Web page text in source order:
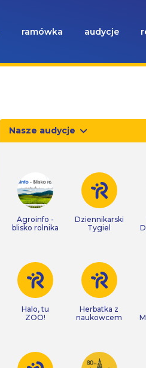
ramówka audycje
Nasze audycje
Agroinfo -
blisko rolnika
Dziennikarski
Tygiel
Halo, tu
ZOO!
Herbatka z
naukowcem